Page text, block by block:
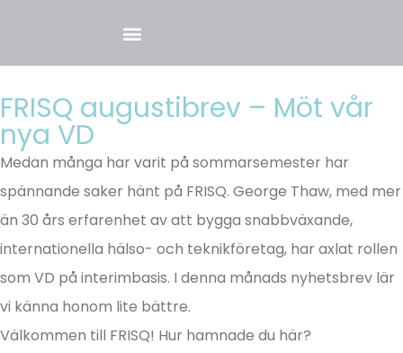
FRISQ augustibrev – Möt vår
nya VD
Medan många har varit på sommarsemester har
spännande saker hänt på FRISQ. George Thaw, med mer
än 30 års erfarenhet av att bygga snabbväxande,
internationella hälso- och teknikföretag, har axlat rollen
som VD på interimbasis. I denna månads nyhetsbrev lär
vi känna honom lite bättre.
Välkommen till FRISQ! Hur hamnade du här?